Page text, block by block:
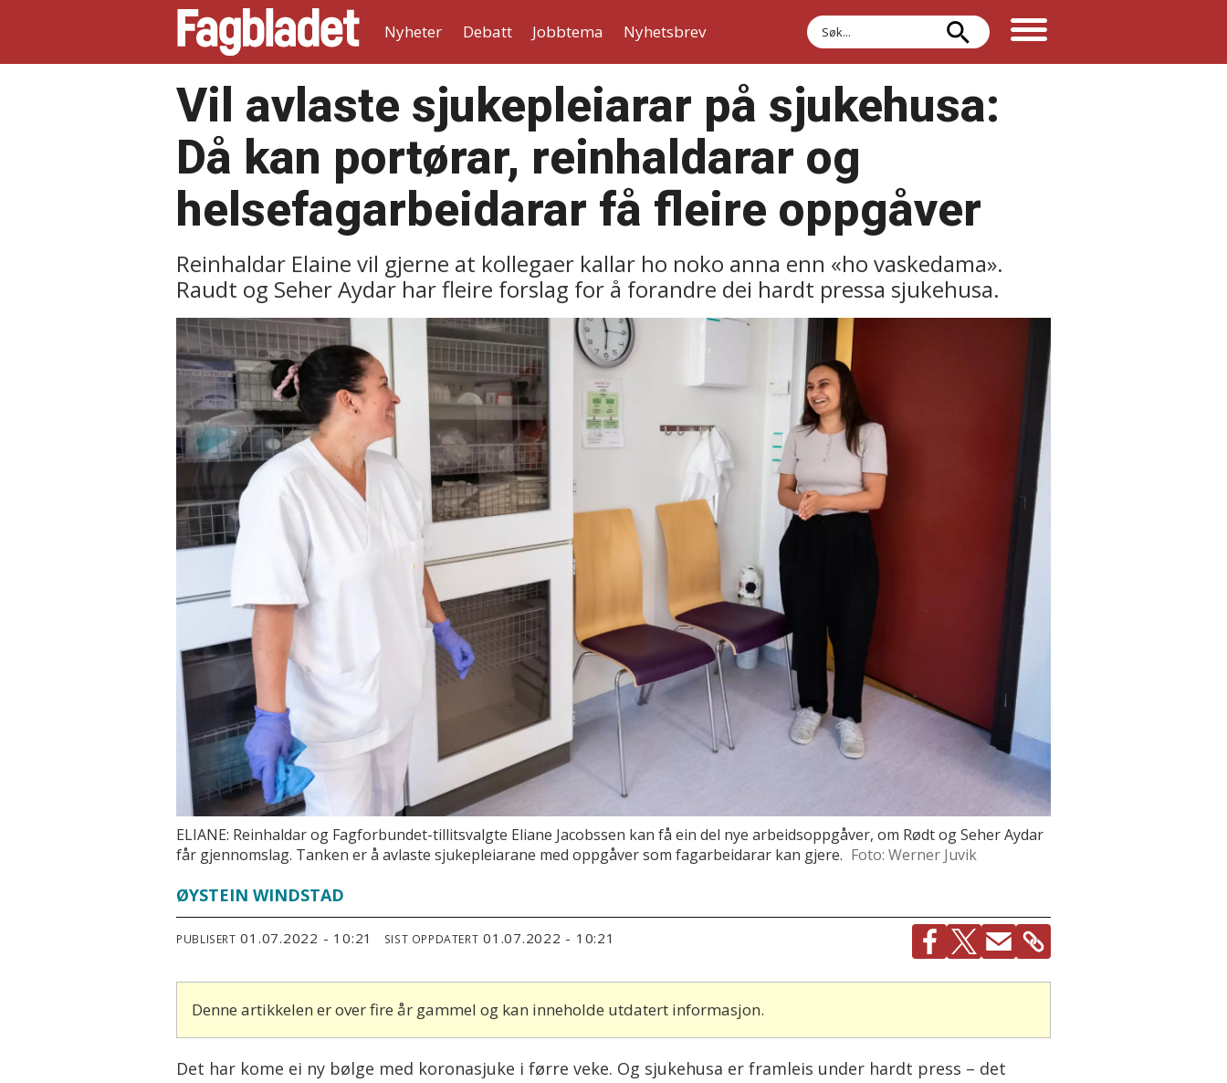
Nyheter Debatt Jobbtema Nyhetsbrev
Søk
Vil avlaste sjukepleiarar på sjukehusa:
Då kan portørar, reinhaldarar og
helsefagarbeidarar få fleire oppgåver
Reinhaldar Elaine vil gjerne at kollegaer kallar ho noko anna enn «ho vaskedama».
Raudt og Seher Aydar har fleire forslag for å forandre dei hardt pressa sjukehusa.
ELIANE: Reinhaldar og Fagforbundet-tillitsvalgte Eliane Jacobssen kan få ein del nye arbeidsoppgåver, om Rødt og Seher Aydar
får gjennomslag. Tanken er å avlaste sjukepleiarane med oppgåver som fagarbeidarar kan gjere. Foto: Werner Juvik
ØYSTEIN WINDSTAD
PUBLISERT 01.07.2022 - 10:21 SIST OPPDATERT 01.07.2022 - 10:21
Denne artikkelen er over fire år gammel og kan inneholde utdatert informasjon.
Det har kome ei ny bølge med koronasjuke i førre veke. Og sjukehusa er framleis under hardt press – det